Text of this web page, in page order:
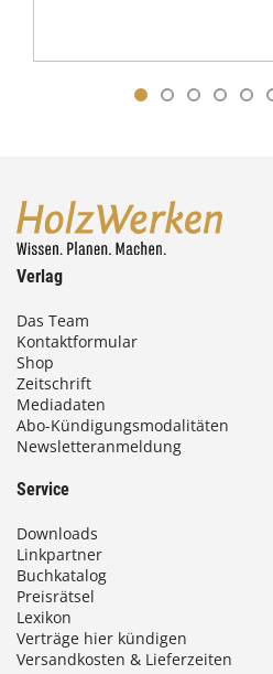
Verlag
Das Team
Kontaktformular
Shop
Zeitschrift
Mediadaten
Abo-Kündigungsmodalitäten
Newsletteranmeldung
Service
Downloads
Linkpartner
Buchkatalog
Preisrätsel
Lexikon
Verträge hier kündigen
Versandkosten & Lieferzeiten